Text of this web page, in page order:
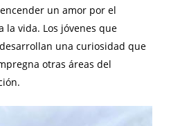
un amor por el
vida. Los jóvenes que
una curiosidad que
otras áreas del